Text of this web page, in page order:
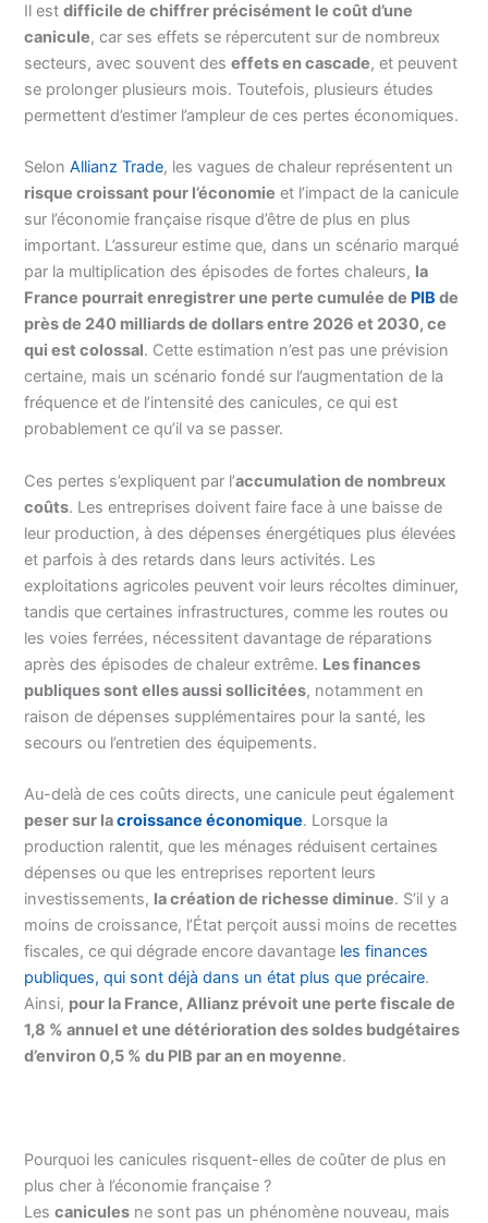
Il estdifficile de chiffrer précisément le coût d’une
canicule, car ses effets se répercutent sur de nombreux
secteurs, avec souvent deseffets en cascade, et peuvent
se prolonger plusieurs mois. Toutefois, plusieurs études
permettent d’estimer l’ampleur de ces pertes économiques.
SelonAllianz Trade, les vagues de chaleur représentent un
risque croissant pour l’économie et l’impact de la canicule
sur l’économie française risque d’être de plus en plus
important. L’assureur estime que, dans un scénario marqué
par la multiplication des épisodes de fortes chaleurs, la
France pourrait enregistrer une perte cumulée de PIB de
près de 240 milliards de dollars entre 2026 et 2030, ce
qui est colossal. Cette estimation n’est pas une prévision
certaine, mais un scénario fondé sur l’augmentation de la
fréquence et de l’intensité des canicules, ce qui est
probablement ce qu’il va se passer.
Ces pertes s’expliquent par l’accumulation de nombreux
coûts. Les entreprises doivent faire face à une baisse de
leur production, à des dépenses énergétiques plus élevées
et parfois à des retards dans leurs activités. Les
exploitations agricoles peuvent voir leurs récoltes diminuer,
tandis que certaines infrastructures, comme les routes ou
les voies ferrées, nécessitent davantage de réparations
après des épisodes de chaleur extrême. Les finances
publiques sont elles aussi sollicitées, notamment en
raison de dépenses supplémentaires pour la santé, les
secours ou l’entretien des équipements.
Au-delà de ces coûts directs, une canicule peut également
peser sur lacroissance économique. Lorsque la
production ralentit, que les ménages réduisent certaines
dépenses ou que les entreprises reportent leurs
investissements, la création de richesse diminue. S’il y a
moins de croissance, l’État perçoit aussi moins de recettes
fiscales, ce qui dégrade encore davantage les finances
publiques, qui sont déjà dans un état plus que précaire.
Ainsi, pour la France, Allianz prévoit une perte fiscale de
1,8 % annuel et une détérioration des soldes budgétaires
d’environ 0,5 % du PIB par an en moyenne.
Pourquoi les canicules risquent-elles de coûter de plus en
plus cher à l’économie française ?
Lescanicules ne sont pas un phénomène nouveau, mais